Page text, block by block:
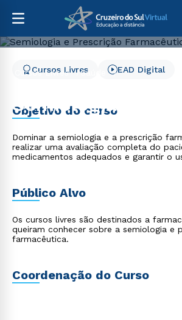
Cursos Livres
Saúde
Semiologia e
Farmacêutica
Cursos Livres EAD Digital
Objetivo do curso
Dominar a semiologia e a prescrição
realizar uma avaliação completa do
medicamentos adequados e garantir o
Público Alvo
Os cursos livres são destinados a
queiram conhecer sobre a semiologia e
farmacêutica.
Coordenação do Curso